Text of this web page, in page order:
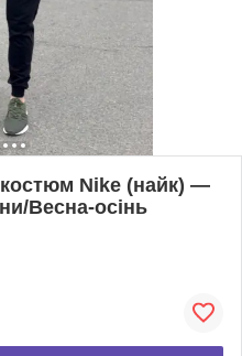
Nike (найк) —
Весна-осінь